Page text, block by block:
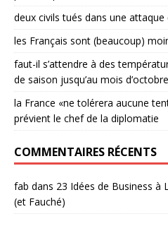
deux civils tués dans une
les Français sont (beaucoup)
faut-il s’attendre à des
de saison jusqu’au mois
la France «ne tolérera aucune
prévient le chef de la diplomatie
COMMENTAIRES RÉCENTS
fab dans 23 Idées de Business à
(et Fauché)